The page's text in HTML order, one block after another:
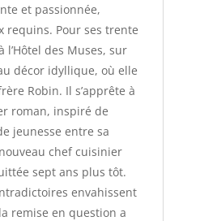
et passionnée,
requins. Pour ses trente
des Muses, sur
décor idyllique, où elle
Robin. Il s’apprête à
roman, inspiré de
jeunesse entre sa
chef cuisinier
sept ans plus tôt.
envahissent
remise en question a